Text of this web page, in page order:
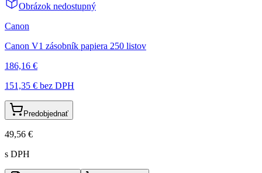
Obrázok nedostupný
Canon
Canon V1 zásobník papiera 250 listov
186,16 €
151,35 € bez DPH
Predobjednať
49,56 €
s DPH